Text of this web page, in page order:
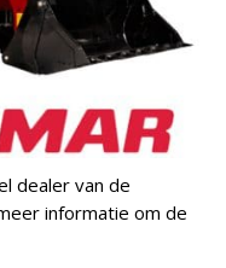
dealer van de
informatie om de